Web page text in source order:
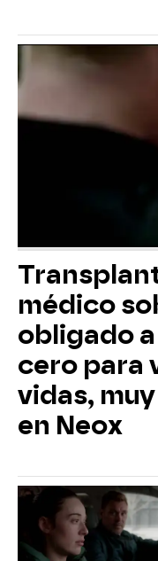
médico
obligado
cero para
vidas,
en Neox